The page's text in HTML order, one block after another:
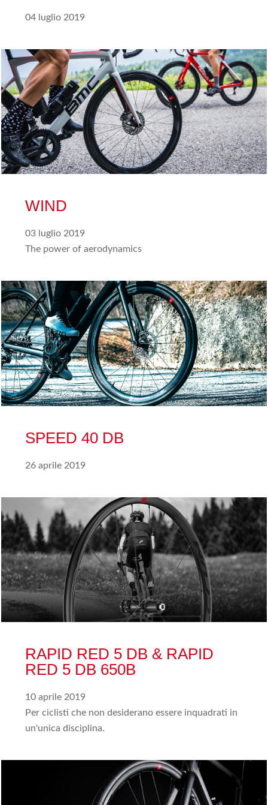
04 luglio 2019
WIND
03 luglio 2019
The power of aerodynamics
SPEED 40 DB
26 aprile 2019
RAPID RED 5 DB & RAPID
RED 5 DB 650B
10 aprile 2019
Per ciclisti che non desiderano essere inquadrati in
un'unica disciplina.